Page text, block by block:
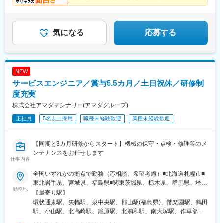
＜製作所一覧＞・愛知県丹羽郡・岐阜県美濃加茂市・三重県いな
気になる 応募する
NEW
サービスエンジニア／賞与5.5カ月／土日祝休／研修制
度充実
株式会社アマダマシナリー(アマダグループ)
正社員 5名以上採用 職種未経験歓迎 業種未経験歓迎
仕事内容
【同期と3カ月研修からスタート】機械の保守・点検・修理等のメ
ンテナンスをお任せします
勤務地
全国いずれかの拠点で勤務（応相談、希望考慮）■北海道札幌市■
東北岩手県、宮城県、福島県■関東茨城県、栃木県、群馬県、埼玉
県、千葉県、東京都、神奈川県、山梨県■東海静岡県、愛知県、三
重県■北信越新潟県、石川県、長野県■関西滋賀県、京都府、大阪
府、兵庫県■中国岡山県、広島県、島根県、山口県■四国香川県、
【最寄り駅】
環状通東駅、矢幅駅、泉中央駅、郡山駅(福島県)、偕楽園駅、鶴田
駅、小山駅、北高崎駅、籠原駅、北浦和駅、南大塚駅、作草部